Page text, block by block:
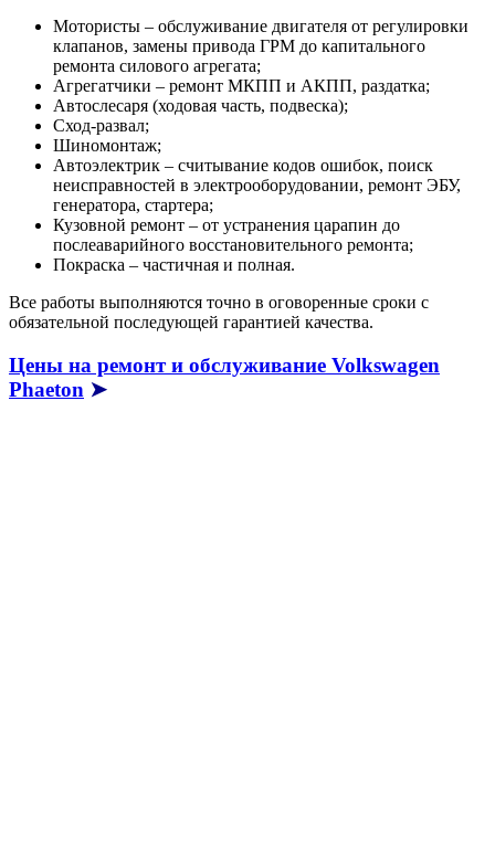
Мотористы – обслуживание двигателя от регулировки
клапанов, замены привода ГРМ до капитального
ремонта силового агрегата;
Агрегатчики – ремонт МКПП и АКПП, раздатка;
Автослесаря (ходовая часть, подвеска);
Сход-развал;
Шиномонтаж;
Автоэлектрик – считывание кодов ошибок, поиск
неисправностей в электрооборудовании, ремонт ЭБУ,
генератора, стартера;
Кузовной ремонт – от устранения царапин до
послеаварийного восстановительного ремонта;
Покраска – частичная и полная.
Все работы выполняются точно в оговоренные сроки с
обязательной последующей гарантией качества.
Цены на ремонт и обслуживание Volkswagen
Phaeton ➤